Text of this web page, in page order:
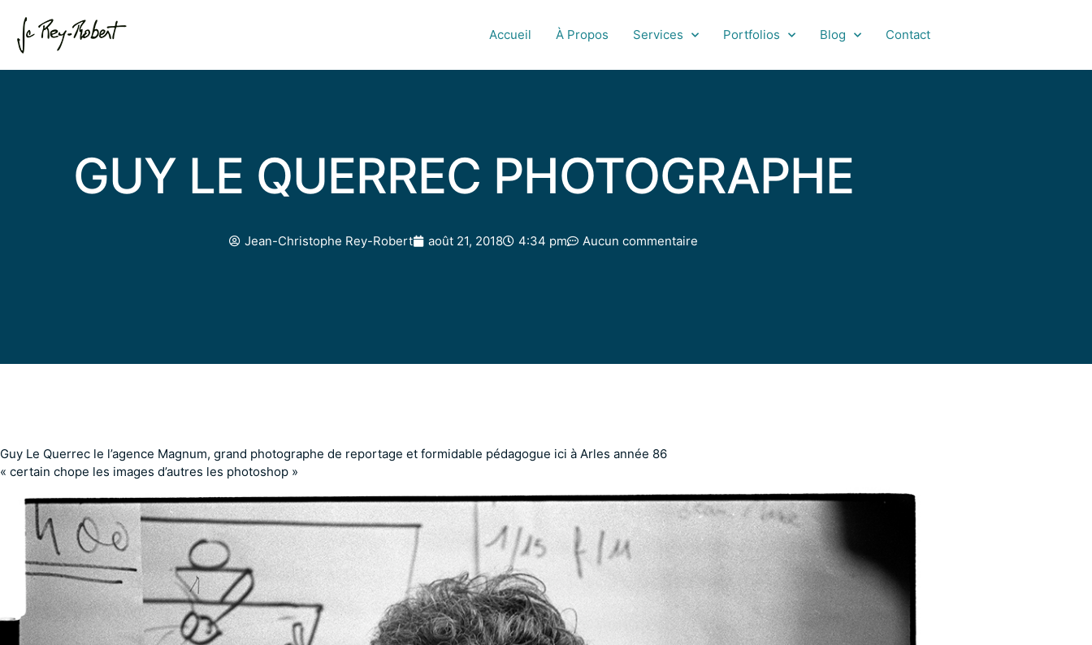
Accueil À Propos Services Portfolios Blog Contact
GUY LE QUERREC PHOTOGRAPHE
Jean-Christophe Rey-Robert août 21, 2018 4:34 pm Aucun commentaire
Guy Le Querrec le l’agence Magnum, grand photographe de reportage et formidable pédagogue ici à Arles année 86
« certain chope les images d’autres les photoshop »